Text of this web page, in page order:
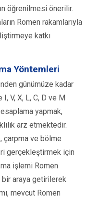
öğrenilmesi önerilir.
Romen rakamlarıyla
katkı
Yöntemleri
günümüze kadar
V, X, L, C, D ve M
yapmak,
arz etmektedir.
çarpma ve bölme
gerçekleştirmek için
işlemi Romen
bir araya getirilerek
mevcut Romen